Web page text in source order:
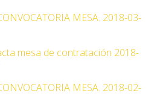
MESA. 2018-03-
mesa de contratación 2018-
MESA. 2018-02-